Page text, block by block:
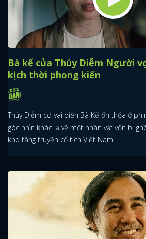
Bà kế của Thúy Diễm Người
kịch thời phong kiến
Thúy Diễm có vai diễn Bà Kế ổn thỏa ở
góc nhìn khác lạ về một nhân vật vốn bị
kho tàng truyện cổ tích Việt Nam.